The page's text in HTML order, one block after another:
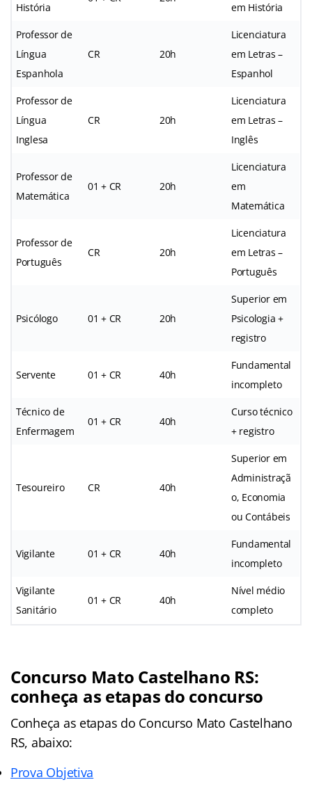
História
em História
Professor de
Língua
Espanhola
CR 20h
Licenciatura
em Letras –
Espanhol
Professor de
Língua
Inglesa
CR 20h
Licenciatura
em Letras –
Inglês
Professor de
Matemática
01 + CR 20h
Licenciatura
em
Matemática
Professor de
Português
CR 20h
Licenciatura
em Letras –
Português
Psicólogo 01 + CR 20h
Superior em
Psicologia +
registro
Servente 01 + CR 40h
Fundamental
incompleto
Técnico de
Enfermagem
01 + CR 40h
Curso técnico
+ registro
Tesoureiro CR 40h
Superior em
Administraçã
o, Economia
ou Contábeis
Vigilante 01 + CR 40h
Fundamental
incompleto
Vigilante
Sanitário
01 + CR 40h
Nível médio
completo
Concurso Mato Castelhano RS:
conheça as etapas do concurso
Conheça as etapas do Concurso Mato Castelhano
RS, abaixo:
Prova Objetiva